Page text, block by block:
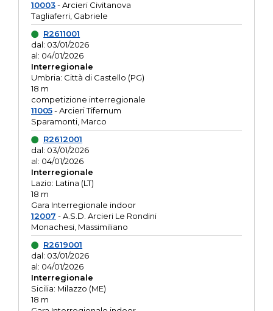
10003- Arcieri Civitanova
Tagliaferri, Gabriele
R2611001
dal: 03/01/2026
al: 04/01/2026
Interregionale
Umbria: Città di Castello (PG)
18 m
competizione interregionale
11005- Arcieri Tifernum
Sparamonti, Marco
R2612001
dal: 03/01/2026
al: 04/01/2026
Interregionale
Lazio: Latina (LT)
18 m
Gara Interregionale indoor
12007 - A.S.D. Arcieri Le Rondini
Monachesi, Massimiliano
R2619001
dal: 03/01/2026
al: 04/01/2026
Interregionale
Sicilia: Milazzo (ME)
18 m